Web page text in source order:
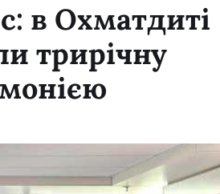
в Охматдиті
трирічну